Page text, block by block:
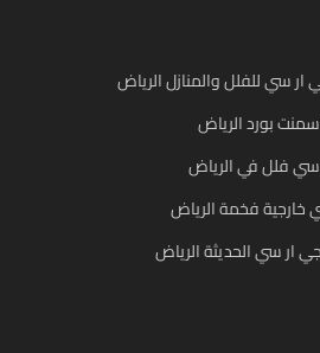
سي للفلل والمنازل الرياض
بورد الرياض
فلل في الرياض
فخمة الرياض
ار سي الحديثة الرياض